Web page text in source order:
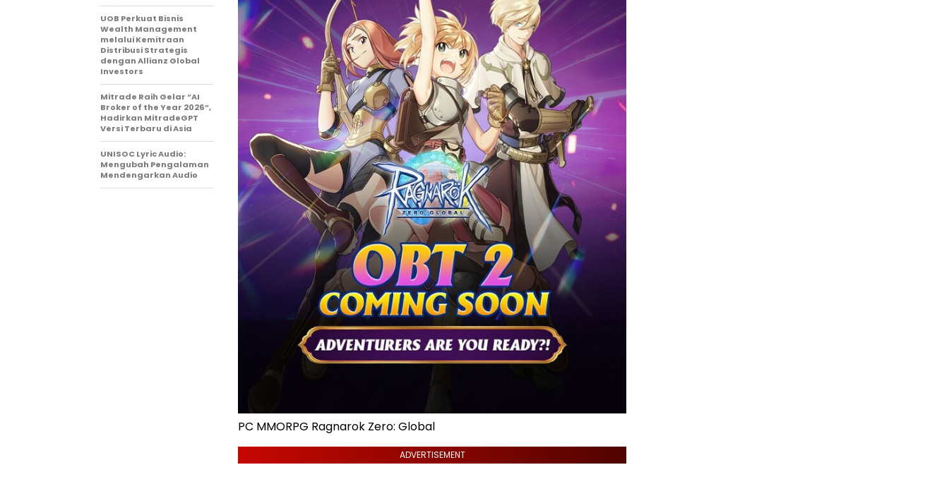
PC MMORPG Ragnarok Zero: Global
ADVERTISEMENT
UOB Perkuat Bisnis
Wealth Management
melalui Kemitraan
Distribusi Strategis
dengan Allianz Global
Investors
Mitrade Raih Gelar “AI
Broker of the Year 2026”,
Hadirkan MitradeGPT
Versi Terbaru di Asia
UNISOC Lyric Audio:
Mengubah Pengalaman
Mendengarkan Audio